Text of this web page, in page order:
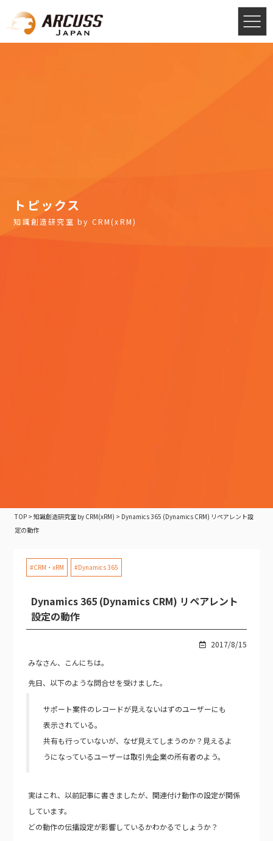
トピックス
知識創造研究室 by CRM(xRM)
TOP >知識創造研究室 by CRM(xRM) > Dynamics 365 (Dynamics CRM) リペアレント設
定の動作
#CRM・xRM #Dynamics 365
Dynamics 365 (Dynamics CRM) リペアレント
設定の動作
2017/8/15
みなさん、こんにちは。
先日、以下のような問合せを受けました。
サポート案件のレコードが見えないはずのユーザーにも
表示されている。
共有も行っていないが、なぜ見えてしまうのか？見えるよ
うになっているユーザーは取引先企業の所有者のよう。
実はこれ、以前記事に書きましたが、関連付け動作の設定が関係
しています。
どの動作の伝播設定が影響しているかわかるでしょうか？